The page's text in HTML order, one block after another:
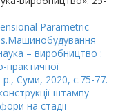
Parametric
– виробництво :
практичної
Суми, 2020, с.75-77.
штампу
на стадії